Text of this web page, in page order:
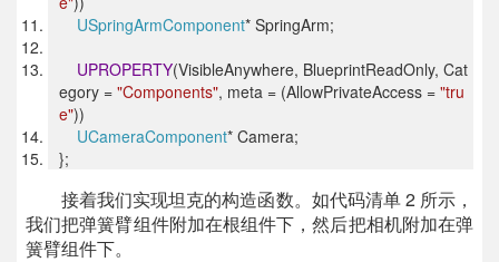
USpringArmComponent* SpringArm;
UPROPERTY(VisibleAnywhere, BlueprintReadOnly, Cat
egory = "Components", meta = (AllowPrivateAccess = "tru
e"))
UCameraComponent* Camera;
};
接着我们实现坦克的构造函数。如代码清单 2 所示，
我们把弹簧臂组件附加在根组件下，然后把相机附加在弹
簧臂组件下。